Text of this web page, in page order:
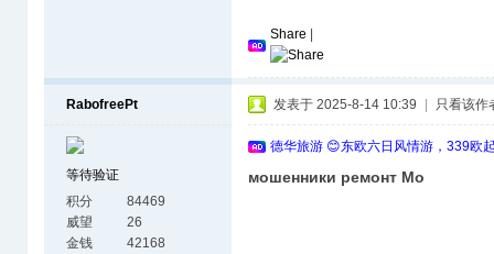
Share
RabofreePt
等待验证
积分
84469
威望
26
金钱
42168
发表于 2025-8-14 10:39 只看该作
德华旅游 😊东欧六日风情游，339欧
мошенники ремонт Мо